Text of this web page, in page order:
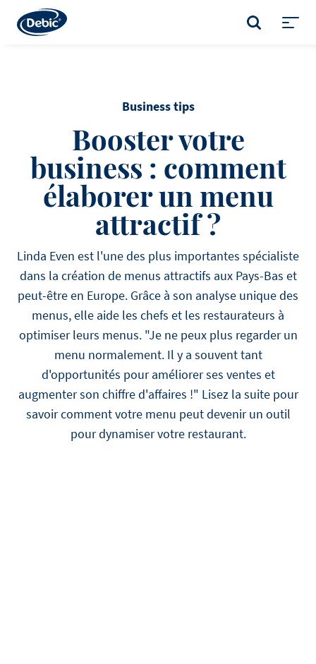
main
RECHERCHE
Business tips
Booster votre
business : comment
élaborer un menu
attractif ?
Linda Even est l'une des plus importantes spécialiste
dans la création de menus attractifs aux Pays-Bas et
peut-être en Europe. Grâce à son analyse unique des
menus, elle aide les chefs et les restaurateurs à
optimiser leurs menus. "Je ne peux plus regarder un
menu normalement. Il y a souvent tant
d'opportunités pour améliorer ses ventes et
augmenter son chiffre d'affaires !" Lisez la suite pour
savoir comment votre menu peut devenir un outil
pour dynamiser votre restaurant.